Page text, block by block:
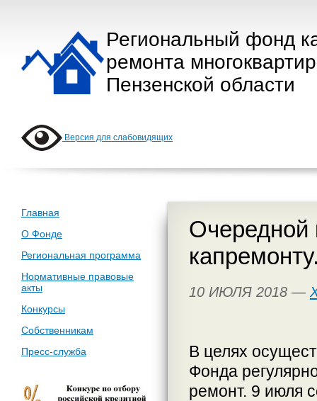
Региональный фонд
ремонта
Пензенской области
Версия для слабовидящих
Главная
О Фонде
Региональная программа
Нормативные правовые
акты
Конкурсы
Собственникам
Пресс-служба
Очередной
10 ИЮЛЯ 2018 —
В целях
Фонда
ремонт. 9 июля